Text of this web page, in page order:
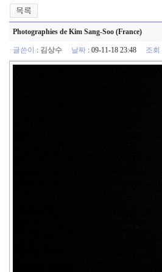
Photographies de Kim Sang-Soo (France)
글쓴이 : 김상수 날짜 : 09-11-18 23:48 조회